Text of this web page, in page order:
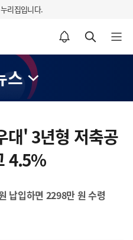
리집입니다.
알림설정 바로가기 검색 바로가기 메뉴 열기
스
대' 3년형 저축공
4.5%
납입하면 2298만 원 수령